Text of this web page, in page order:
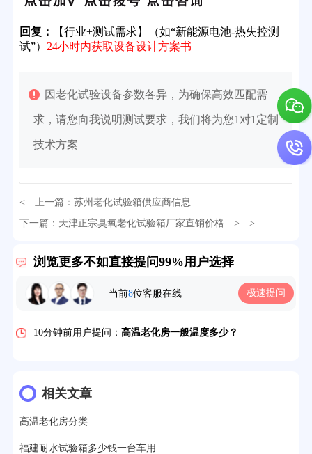
回复：
【行业+测试需求】（如“新能源电池-热失控测
试”） 24小时内获取设备设计方案书
因老化试验设备参数各异，为确保高效匹配需
求，请您向我说明测试要求，我们将为您1对1定制
技术方案
< 上一篇： 苏州老化试验箱供应商信息
下一篇： 天津正宗臭氧老化试验箱厂家直销价格 > >
浏览更多不如直接提问99%用户选择
当前8位客服在线 极速提问
32分钟前用户提问：氙灯老化试验箱价格多少？
7分钟前用户提问： 老化房安全要求标准有哪些？
10分钟前用户提问： 高温老化房一般温度多少？
13分钟前用户提问：
15分钟前用户提问：
17分钟前用户提问： 步入式老化房有多大的？
相关文章
高温老化房分类
福建耐水试验箱多少钱一台车用